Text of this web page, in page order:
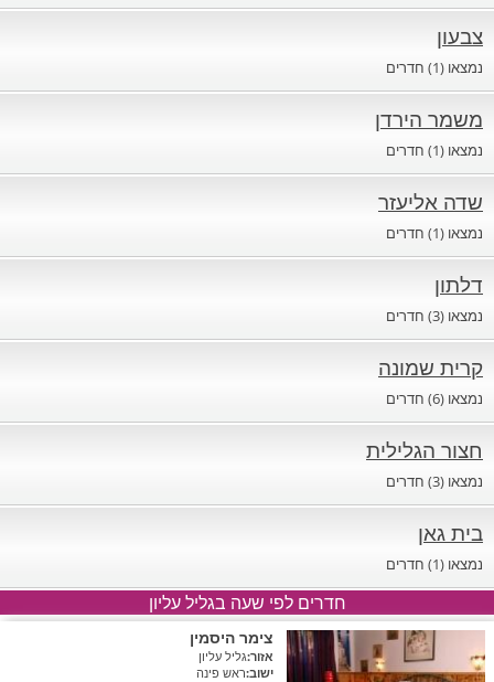
צבעון
נמצאו (1) חדרים
משמר הירדן
נמצאו (1) חדרים
שדה אליעזר
נמצאו (1) חדרים
דלתון
נמצאו (3) חדרים
קרית שמונה
נמצאו (6) חדרים
חצור הגלילית
נמצאו (3) חדרים
בית גאן
נמצאו (1) חדרים
חדרים לפי שעה בגליל עליון
צימר היסמין
אזור:גליל עליון
ישוב:ראש פינה